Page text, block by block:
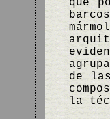
que
de
la